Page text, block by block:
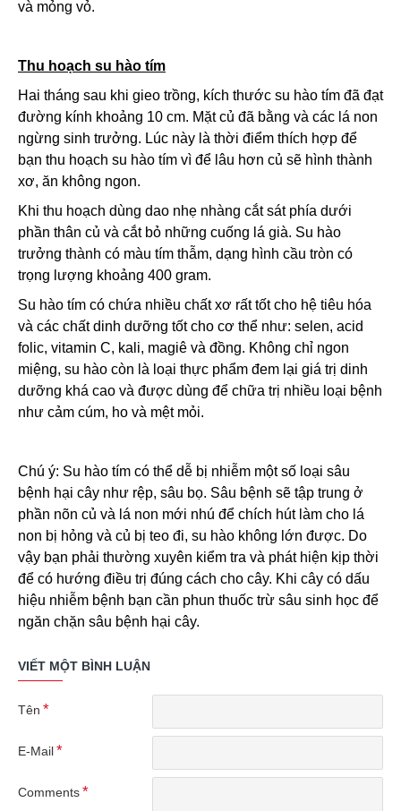
và mỏng vỏ.
Thu hoạch su hào tím
Hai tháng sau khi gieo trồng, kích thước su hào tím đã đạt
đường kính khoảng 10 cm. Mặt củ đã bằng và các lá non
ngừng sinh trưởng. Lúc này là thời điểm thích hợp để
bạn thu hoạch su hào tím vì để lâu hơn củ sẽ hình thành
xơ, ăn không ngon.
Khi thu hoạch dùng dao nhẹ nhàng cắt sát phía dưới
phần thân củ và cắt bỏ những cuống lá già. Su hào
trưởng thành có màu tím thẫm, dạng hình cầu tròn có
trọng lượng khoảng 400 gram.
Su hào tím có chứa nhiều chất xơ rất tốt cho hệ tiêu hóa
và các chất dinh dưỡng tốt cho cơ thể như: selen, acid
folic, vitamin C, kali, magiê và đồng. Không chỉ ngon
miệng, su hào còn là loại thực phẩm đem lại giá trị dinh
dưỡng khá cao và được dùng để chữa trị nhiều loại bệnh
như cảm cúm, ho và mệt mỏi.
Chú ý: Su hào tím có thể dễ bị nhiễm một số loại sâu
bệnh hại cây như rệp, sâu bọ. Sâu bệnh sẽ tập trung ở
phần nõn củ và lá non mới nhú để chích hút làm cho lá
non bị hỏng và củ bị teo đi, su hào không lớn được. Do
vậy bạn phải thường xuyên kiểm tra và phát hiện kịp thời
để có hướng điều trị đúng cách cho cây. Khi cây có dấu
hiệu nhiễm bệnh bạn cần phun thuốc trừ sâu sinh học để
ngăn chặn sâu bệnh hại cây.
VIẾT MỘT BÌNH LUẬN
Tên
E-Mail
Comments